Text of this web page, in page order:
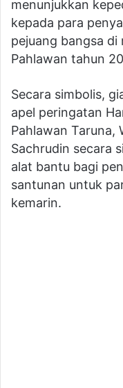
menunjukkan
kepada para
pejuang bangsa
Pahlawan tahun
Secara simbolis,
apel peringatan
Pahlawan Taruna,
Sachrudin secara
alat bantu bagi
santunan untuk
kemarin.